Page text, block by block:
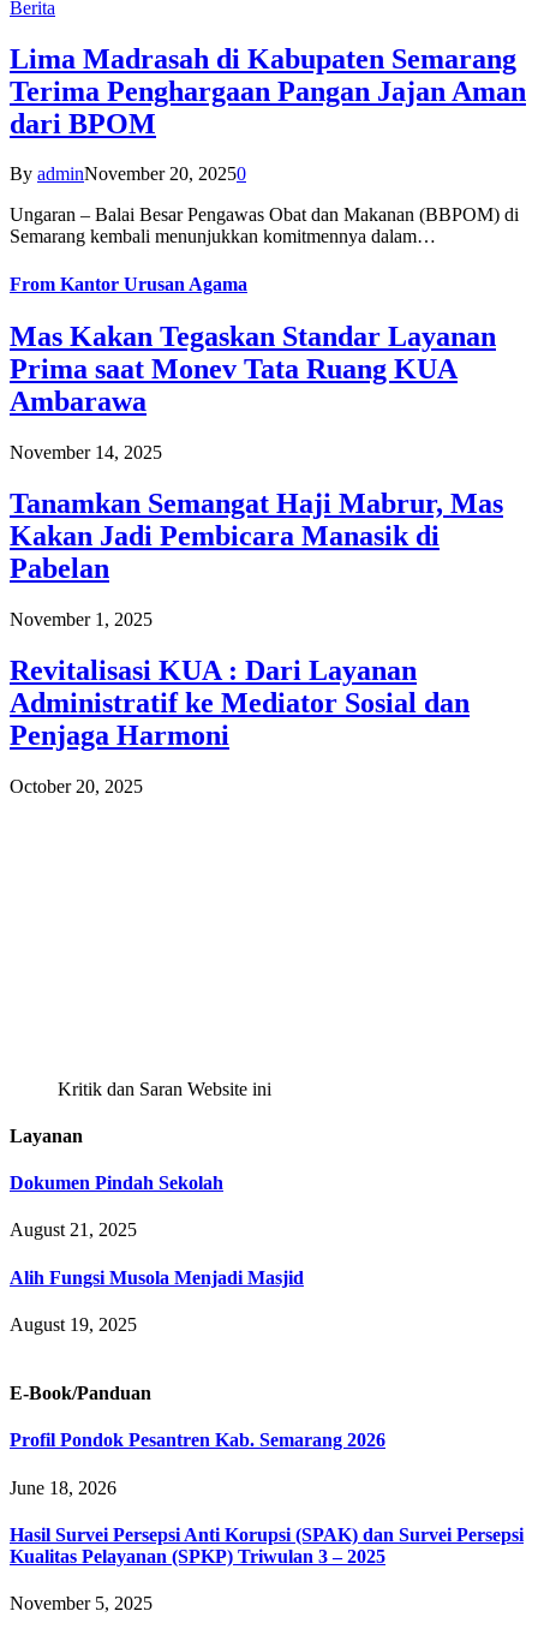
Berita
Lima Madrasah di Kabupaten Semarang
Terima Penghargaan Pangan Jajan Aman
dari BPOM
By adminNovember 20, 20250
Ungaran – Balai Besar Pengawas Obat dan Makanan (BBPOM) di
Semarang kembali menunjukkan komitmennya dalam…
From Kantor Urusan Agama
Mas Kakan Tegaskan Standar Layanan
Prima saat Monev Tata Ruang KUA
Ambarawa
November 14, 2025
Tanamkan Semangat Haji Mabrur, Mas
Kakan Jadi Pembicara Manasik di
Pabelan
November 1, 2025
Revitalisasi KUA : Dari Layanan
Administratif ke Mediator Sosial dan
Penjaga Harmoni
October 20, 2025
Kritik dan Saran Website ini
Layanan
Dokumen Pindah Sekolah
August 21, 2025
Alih Fungsi Musola Menjadi Masjid
August 19, 2025
E-Book/Panduan
Profil Pondok Pesantren Kab. Semarang 2026
June 18, 2026
Hasil Survei Persepsi Anti Korupsi (SPAK) dan Survei Persepsi
Kualitas Pelayanan (SPKP) Triwulan 3 – 2025
November 5, 2025